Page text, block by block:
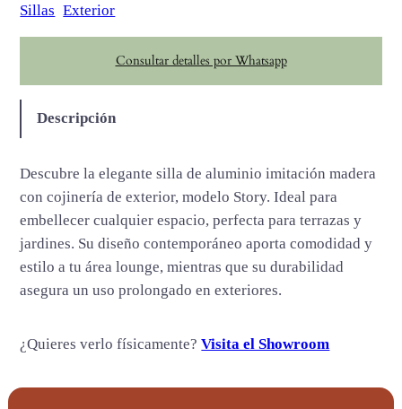
r
i
a
t
d
a
d
Sillas Exterior
Consultar detalles por Whatsapp
Descripción
Descubre la elegante silla de aluminio imitación madera
con cojinería de exterior, modelo Story. Ideal para
embellecer cualquier espacio, perfecta para terrazas y
jardines. Su diseño contemporáneo aporta comodidad y
estilo a tu área lounge, mientras que su durabilidad
asegura un uso prolongado en exteriores.
¿Quieres verlo físicamente?Visita el Showroom